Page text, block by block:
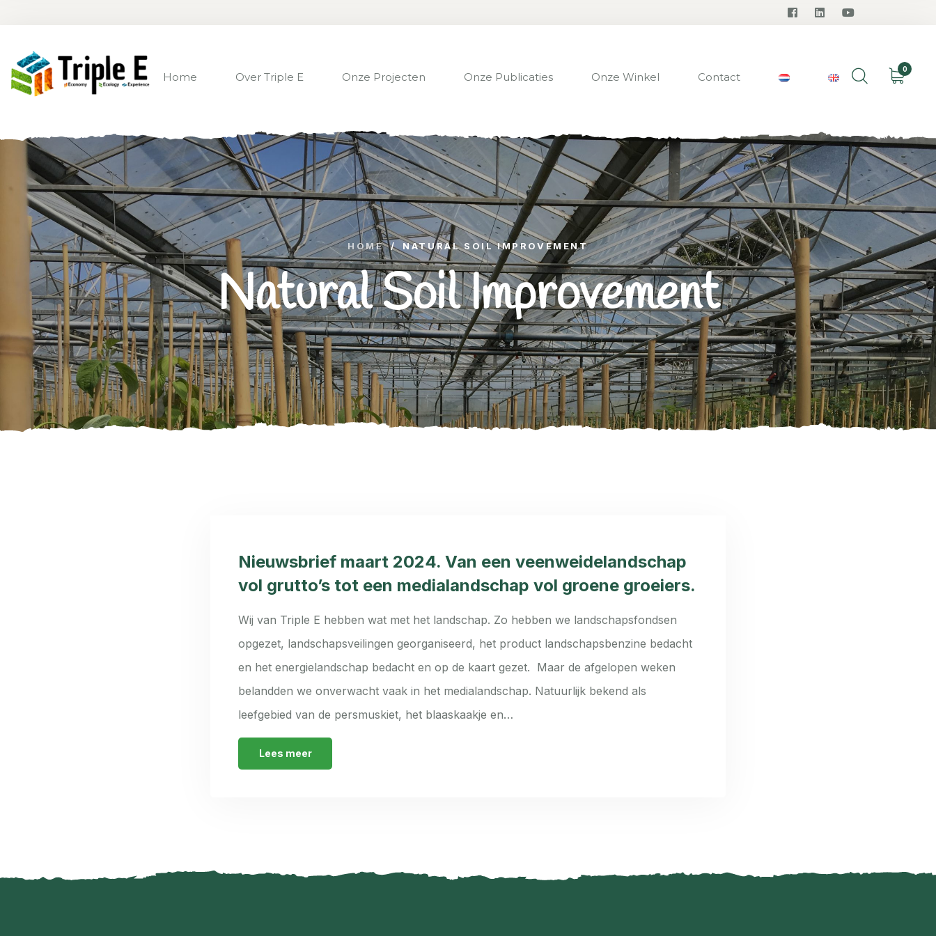
Home Over Triple E Onze Projecten Onze Publicaties Onze Winkel Contact
0
HOME / NATURAL SOIL IMPROVEMENT
Natural Soil Improvement
Nieuwsbrief maart 2024. Van een veenweidelandschap
vol grutto’s tot een medialandschap vol groene groeiers.
Wij van Triple E hebben wat met het landschap. Zo hebben we landschapsfondsen
opgezet, landschapsveilingen georganiseerd, het product landschapsbenzine bedacht
en het energielandschap bedacht en op de kaart gezet. Maar de afgelopen weken
belandden we onverwacht vaak in het medialandschap. Natuurlijk bekend als
leefgebied van de persmuskiet, het blaaskaakje en…
Lees meer